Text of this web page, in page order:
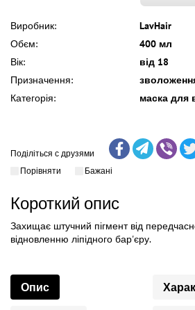
Виробник:
LavHair
Обєм:
400 мл
Вік:
від 18
Призначення:
Категорія:
маска для
Поділіться с друзями
Порівняти
Бажані
Короткий опис
Захищає штучний пігмент від
відновленню ліпідного бар'єру.
Опис